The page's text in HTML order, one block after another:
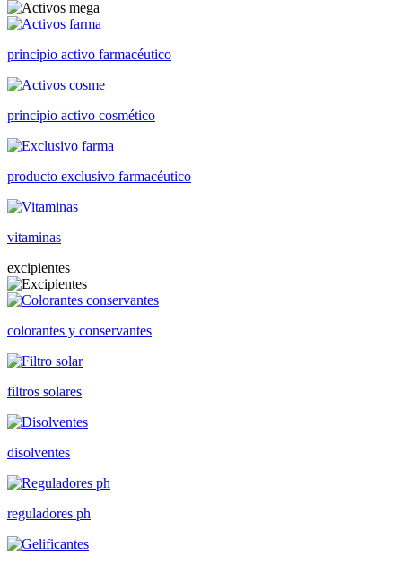
principio activo farmacéutico
principio activo cosmético
producto exclusivo farmacéutico
vitaminas
excipientes
colorantes y conservantes
filtros solares
disolventes
reguladores ph